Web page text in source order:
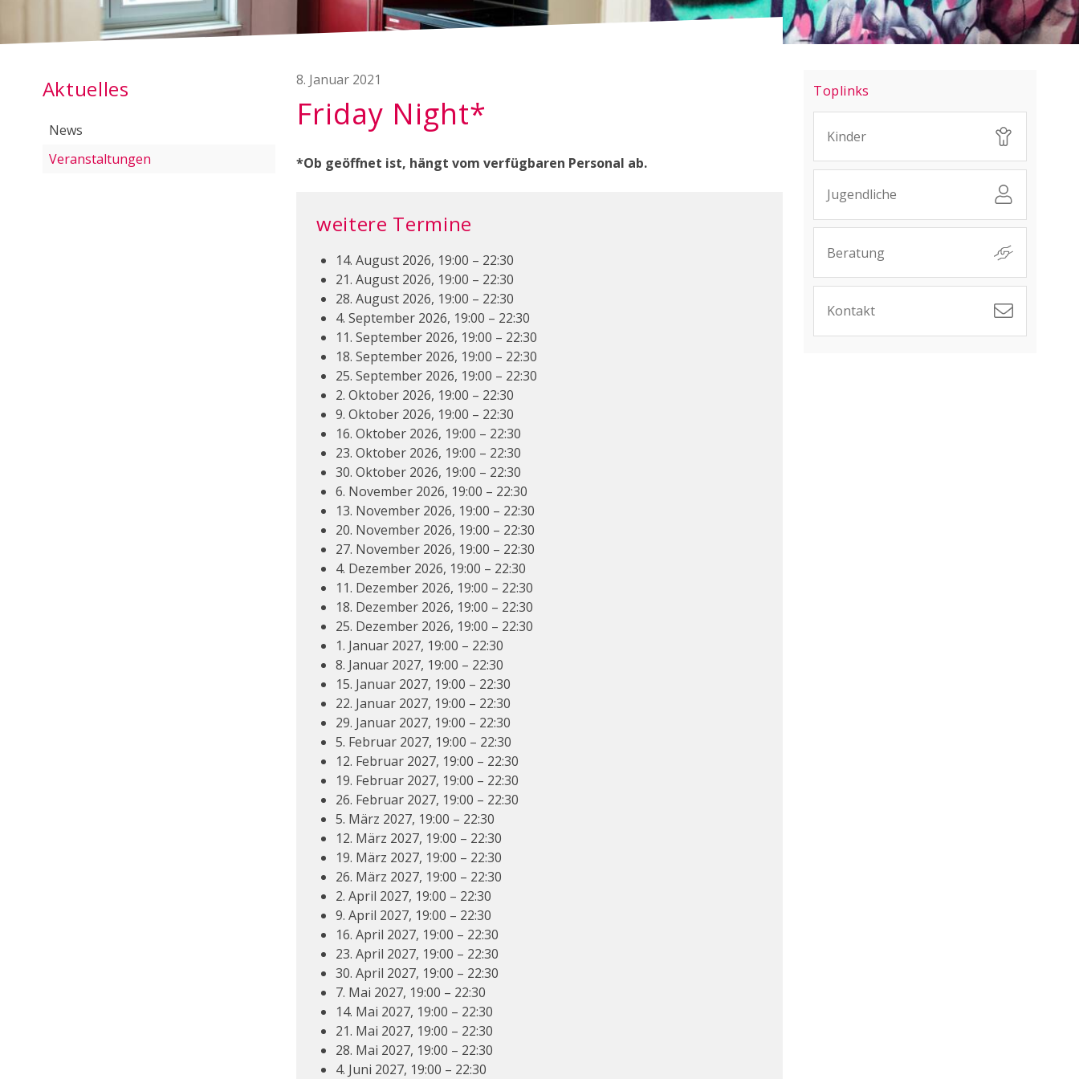
Subnavigation
Aktuelles
News
Veranstaltungen
Friday Night*
8. Januar 2021
*Ob geöffnet ist, hängt vom verfügbaren Personal ab.
weitere Termine
14. August 2026, 19:00 – 22:30
21. August 2026, 19:00 – 22:30
28. August 2026, 19:00 – 22:30
4. September 2026, 19:00 – 22:30
11. September 2026, 19:00 – 22:30
18. September 2026, 19:00 – 22:30
25. September 2026, 19:00 – 22:30
2. Oktober 2026, 19:00 – 22:30
9. Oktober 2026, 19:00 – 22:30
16. Oktober 2026, 19:00 – 22:30
23. Oktober 2026, 19:00 – 22:30
30. Oktober 2026, 19:00 – 22:30
6. November 2026, 19:00 – 22:30
13. November 2026, 19:00 – 22:30
20. November 2026, 19:00 – 22:30
27. November 2026, 19:00 – 22:30
4. Dezember 2026, 19:00 – 22:30
11. Dezember 2026, 19:00 – 22:30
18. Dezember 2026, 19:00 – 22:30
25. Dezember 2026, 19:00 – 22:30
1. Januar 2027, 19:00 – 22:30
8. Januar 2027, 19:00 – 22:30
15. Januar 2027, 19:00 – 22:30
22. Januar 2027, 19:00 – 22:30
29. Januar 2027, 19:00 – 22:30
5. Februar 2027, 19:00 – 22:30
12. Februar 2027, 19:00 – 22:30
19. Februar 2027, 19:00 – 22:30
26. Februar 2027, 19:00 – 22:30
5. März 2027, 19:00 – 22:30
12. März 2027, 19:00 – 22:30
19. März 2027, 19:00 – 22:30
26. März 2027, 19:00 – 22:30
2. April 2027, 19:00 – 22:30
9. April 2027, 19:00 – 22:30
16. April 2027, 19:00 – 22:30
23. April 2027, 19:00 – 22:30
30. April 2027, 19:00 – 22:30
7. Mai 2027, 19:00 – 22:30
14. Mai 2027, 19:00 – 22:30
21. Mai 2027, 19:00 – 22:30
28. Mai 2027, 19:00 – 22:30
4. Juni 2027, 19:00 – 22:30
Sidebar
Toplinks
Kinder
Jugendliche
Beratung
Kontakt